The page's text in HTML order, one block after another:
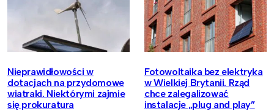
Nieprawidłowości w
dotacjach na przydomowe
wiatraki. Niektórymi zajmie
się prokuratura
Fotowoltaika bez elektryka
w Wielkiej Brytanii. Rząd
chce zalegalizować
instalacje „plug and play”